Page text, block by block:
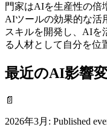
門家はAIを生産性の倍
AIツールの効果的な活
スキルを開発し、AIを
る人材として自分を位
最近のAI影響
📄
2026年3月 : Published